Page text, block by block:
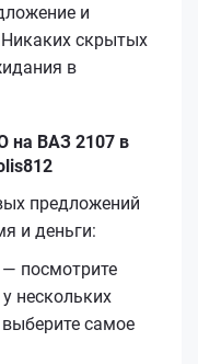
и
скрытых
в
на ВАЗ 2107 в
предложений
и деньги:
посмотрите
нескольких
самое